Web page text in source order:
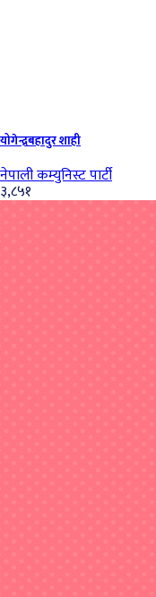
योगेन्द्रबहादुर शाही
नेपाली कम्युनिस्ट पार्टी
३,८५१